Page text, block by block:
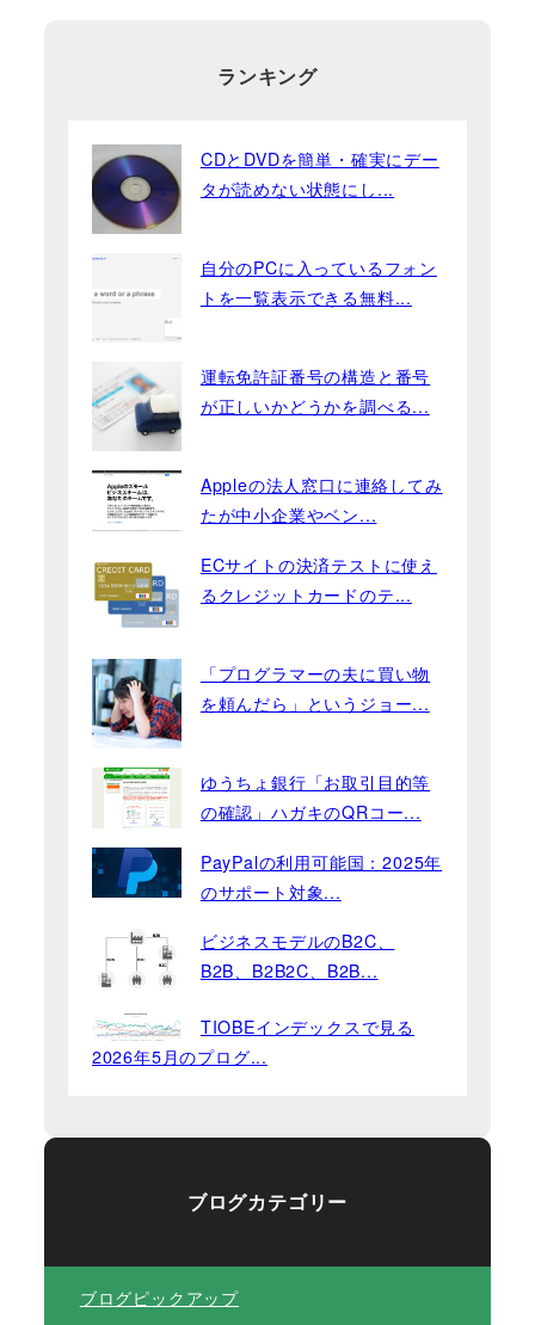
ランキング
CDとDVDを簡単・確実にデー
タが読めない状態にし...
自分のPCに入っているフォン
トを一覧表示できる無料...
運転免許証番号の構造と番号
が正しいかどうかを調べる...
Appleの法人窓口に連絡してみ
たが中小企業やベン...
ECサイトの決済テストに使え
るクレジットカードのテ...
「プログラマーの夫に買い物
を頼んだら」というジョー...
ゆうちょ銀行「お取引目的等
の確認」ハガキのQRコー...
PayPalの利用可能国：2025年
のサポート対象...
ビジネスモデルのB2C、
B2B、B2B2C、B2B...
TIOBEインデックスで見る
2026年5月のプログ...
ブログカテゴリー
ブログピックアップ